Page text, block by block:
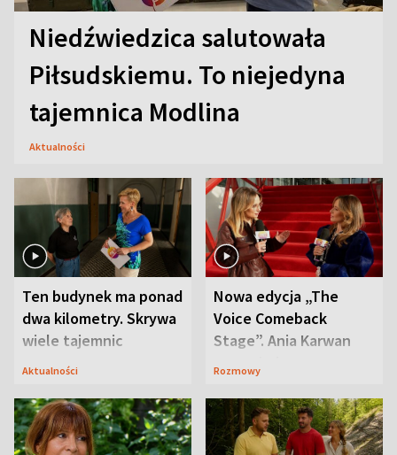
Niedźwiedzica salutowała
Piłsudskiemu. To niejedyna
tajemnica Modlina
Aktualności
Ten budynek ma ponad
dwa kilometry. Skrywa
wiele tajemnic
Aktualności
Nowa edycja „The
Voice Comeback
Stage”. Ania Karwan
zapowiada
Rozmowy